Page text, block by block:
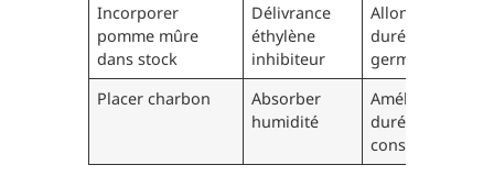
Incorporer
pomme mûre
dans stock
Délivrance
éthylène
inhibiteur
Allonger
durée sans
germination
Placer charbon
Absorber
humidité
Améliorer
durée de
conservation